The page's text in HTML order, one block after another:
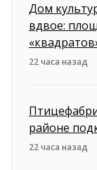
Дом
вдвое:
22 часа назад
районе
22 часа назад